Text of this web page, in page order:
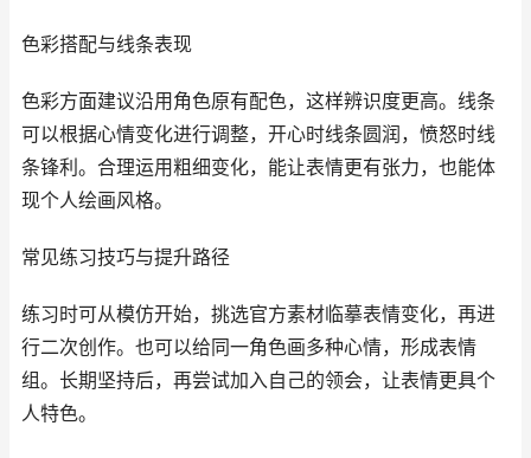
色彩搭配与线条表现
色彩方面建议沿用角色原有配色，这样辨识度更高。线条
可以根据心情变化进行调整，开心时线条圆润，愤怒时线
条锋利。合理运用粗细变化，能让表情更有张力，也能体
现个人绘画风格。
常见练习技巧与提升路径
练习时可从模仿开始，挑选官方素材临摹表情变化，再进
行二次创作。也可以给同一角色画多种心情，形成表情
组。长期坚持后，再尝试加入自己的领会，让表情更具个
人特色。